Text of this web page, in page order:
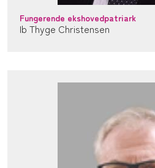
Fungerende ekshovedpatriark
Ib Thyge Christensen